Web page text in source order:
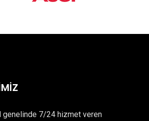
genelinde 7/24 hizmet veren